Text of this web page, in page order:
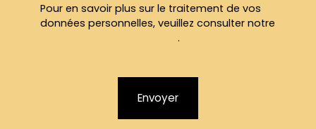
Pour en savoir plus sur le traitement de vos
données personnelles, veuillez consulter notre
.
Envoyer